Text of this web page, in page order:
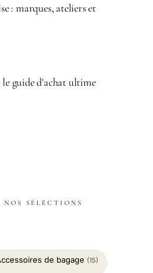
: marques, ateliers et
le guide d'achat ultime
SÉLECTIONS
de bagage (15)